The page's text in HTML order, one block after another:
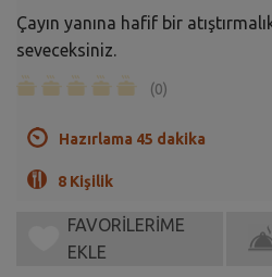
Çayın yanına hafif bir
seveceksiniz.
(0)
Hazırlama 45 dakika
8 Kişilik
FAVORİLERİME
EKLE